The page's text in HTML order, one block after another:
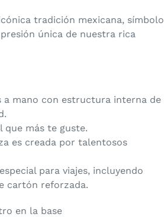
tradición mexicana, símbolo
única de nuestra rica
a mano con estructura interna de
que más te guste.
es creada por talentosos
para viajes, incluyendo
cartón reforzada.
en la base